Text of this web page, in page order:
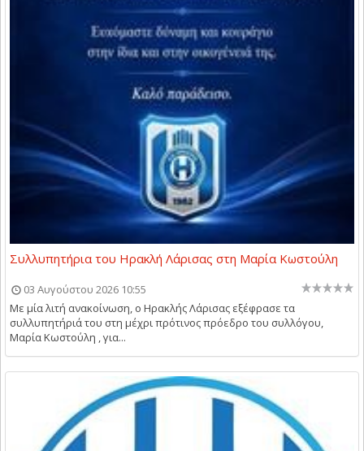
Συλλυπητήρια του Ηρακλή Λάρισας στη Μαρία Κωστούλη
03 Αυγούστου 2026 10:55
Με μία λιτή ανακοίνωση, ο Ηρακλής Λάρισας εξέφρασε τα
συλλυπητήριά του στη μέχρι πρότινος πρόεδρο του συλλόγου,
Μαρία Κωστούλη , για...